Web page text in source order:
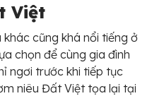
Việt
cũng khá nổi tiếng ở
chọn để cùng gia đình
ngơi trước khi tiếp tục
niêu Đất Việt tọa lại tại